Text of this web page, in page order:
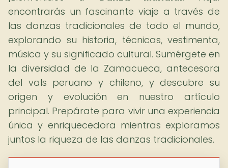
encontrarás un fascinante viaje a través de
las danzas tradicionales de todo el mundo,
explorando su historia, técnicas, vestimenta,
música y su significado cultural. Sumérgete en
la diversidad de la Zamacueca, antecesora
del vals peruano y chileno, y descubre su
origen y evolución en nuestro artículo
principal. Prepárate para vivir una experiencia
única y enriquecedora mientras exploramos
juntos la riqueza de las danzas tradicionales.